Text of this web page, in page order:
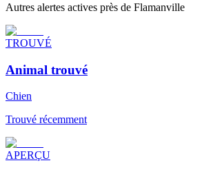
Autres alertes actives près de Flamanville
TROUVÉ
Animal trouvé
Chien
Trouvé récemment
APERÇU